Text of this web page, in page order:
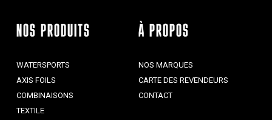
NOS PRODUITS
WATERSPORTS
AXIS FOILS
COMBINAISONS
TEXTILE
À PROPOS
NOS MARQUES
CARTE DES REVENDEURS
CONTACT